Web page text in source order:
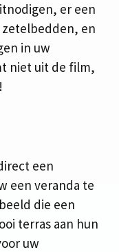
er een
en
in uw
niet uit de film,
een
een veranda te
die een
terras aan hun
uw